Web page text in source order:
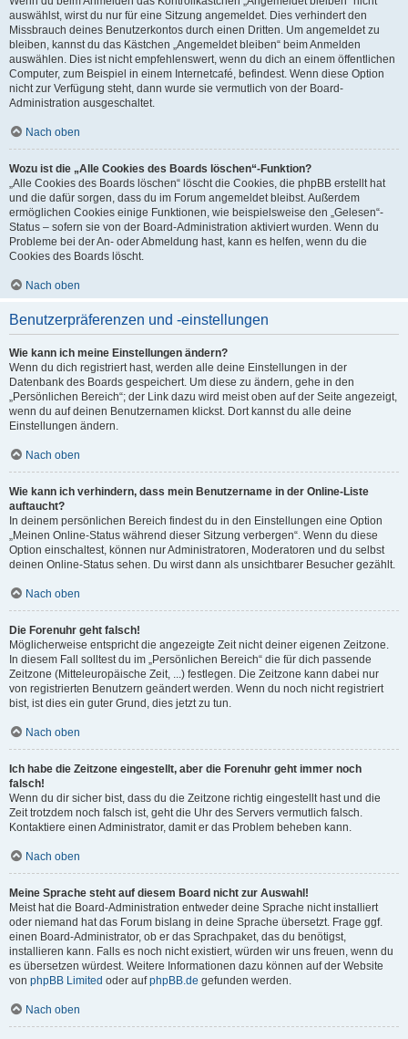
auswählst, wirst du nur für eine Sitzung angemeldet. Dies verhindert den
Missbrauch deines Benutzerkontos durch einen Dritten. Um angemeldet zu
bleiben, kannst du das Kästchen „Angemeldet bleiben“ beim Anmelden
auswählen. Dies ist nicht empfehlenswert, wenn du dich an einem öffentlichen
Computer, zum Beispiel in einem Internetcafé, befindest. Wenn diese Option
nicht zur Verfügung steht, dann wurde sie vermutlich von der Board-
Administration ausgeschaltet.
Nach oben
Wozu ist die „Alle Cookies des Boards löschen“-Funktion?
„Alle Cookies des Boards löschen“ löscht die Cookies, die phpBB erstellt hat
und die dafür sorgen, dass du im Forum angemeldet bleibst. Außerdem
ermöglichen Cookies einige Funktionen, wie beispielsweise den „Gelesen“-
Status – sofern sie von der Board-Administration aktiviert wurden. Wenn du
Probleme bei der An- oder Abmeldung hast, kann es helfen, wenn du die
Cookies des Boards löscht.
Nach oben
Benutzerpräferenzen und -einstellungen
Wie kann ich meine Einstellungen ändern?
Wenn du dich registriert hast, werden alle deine Einstellungen in der
Datenbank des Boards gespeichert. Um diese zu ändern, gehe in den
„Persönlichen Bereich“; der Link dazu wird meist oben auf der Seite angezeigt,
wenn du auf deinen Benutzernamen klickst. Dort kannst du alle deine
Einstellungen ändern.
Nach oben
Wie kann ich verhindern, dass mein Benutzername in der Online-Liste
auftaucht?
In deinem persönlichen Bereich findest du in den Einstellungen eine Option
„Meinen Online-Status während dieser Sitzung verbergen“. Wenn du diese
Option einschaltest, können nur Administratoren, Moderatoren und du selbst
deinen Online-Status sehen. Du wirst dann als unsichtbarer Besucher gezählt.
Nach oben
Die Forenuhr geht falsch!
Möglicherweise entspricht die angezeigte Zeit nicht deiner eigenen Zeitzone.
In diesem Fall solltest du im „Persönlichen Bereich“ die für dich passende
Zeitzone (Mitteleuropäische Zeit, ...) festlegen. Die Zeitzone kann dabei nur
von registrierten Benutzern geändert werden. Wenn du noch nicht registriert
bist, ist dies ein guter Grund, dies jetzt zu tun.
Nach oben
Ich habe die Zeitzone eingestellt, aber die Forenuhr geht immer noch
falsch!
Wenn du dir sicher bist, dass du die Zeitzone richtig eingestellt hast und die
Zeit trotzdem noch falsch ist, geht die Uhr des Servers vermutlich falsch.
Kontaktiere einen Administrator, damit er das Problem beheben kann.
Nach oben
Meine Sprache steht auf diesem Board nicht zur Auswahl!
Meist hat die Board-Administration entweder deine Sprache nicht installiert
oder niemand hat das Forum bislang in deine Sprache übersetzt. Frage ggf.
einen Board-Administrator, ob er das Sprachpaket, das du benötigst,
installieren kann. Falls es noch nicht existiert, würden wir uns freuen, wenn du
es übersetzen würdest. Weitere Informationen dazu können auf der Website
von phpBB Limited oder aufphpBB.de gefunden werden.
Nach oben